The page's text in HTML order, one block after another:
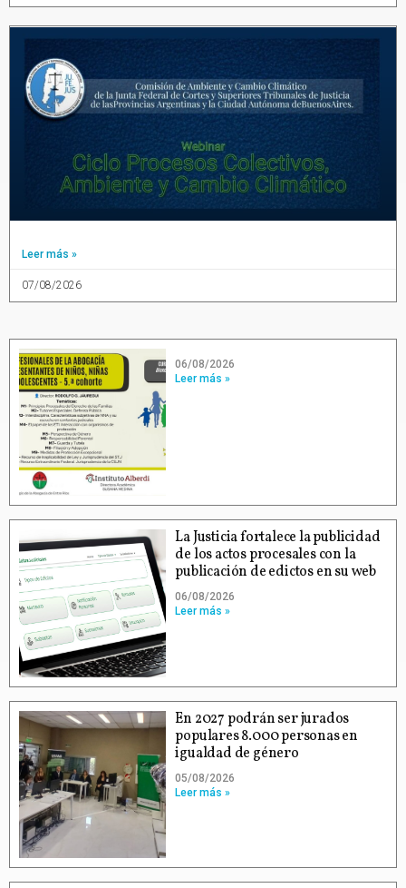
Leer más »
07/08/2026
06/08/2026
Leer más »
La Justicia fortalece la publicidad
de los actos procesales con la
publicación de edictos en su web
06/08/2026
Leer más »
En 2027 podrán ser jurados
populares 8.000 personas en
igualdad de género
05/08/2026
Leer más »